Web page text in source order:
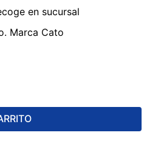
en sucursal
Marca Cato